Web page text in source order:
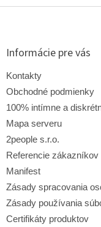
Z
Informácie pre vás
Kontakty
Obchodné podmienky
100% intímne a
Mapa serveru
2people s.r.o.
Referencie zákazníkov
Manifest
Zásady spracovania
Zásady používania
Certifikáty produktov